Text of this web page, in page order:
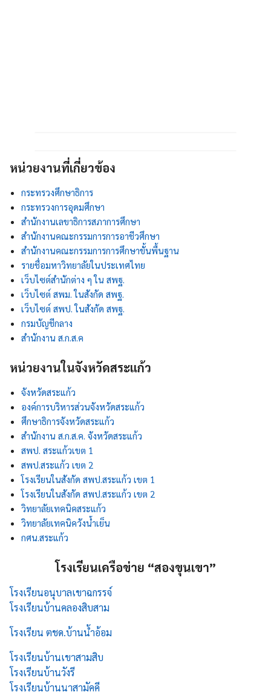
หน่วยงานที่เกี่ยวข้อง
กระทรวงศึกษาธิการ
กระทรวงการอุดมศึกษา
สำนักงานเลขาธิการสภาการศึกษา
สำนักงานคณะกรรมการการอาชีวศึกษา
สำนักงานคณะกรรมการการศึกษาขั้นพื้นฐาน
รายชื่อมหาวิทยาลัยในประเทศไทย
เว็บไซต์สำนักต่าง ๆ ใน สพฐ.
เว็บไซต์ สพม. ในสังกัด สพฐ.
เว็บไซต์ สพป. ในสังกัด สพฐ.
กรมบัญชีกลาง
สำนักงาน ส.ก.ส.ค
หน่วยงานในจังหวัดสระแก้ว
จังหวัดสระแก้ว
องค์การบริหารส่วนจังหวัดสระแก้ว
ศึกษาธิการจังหวัดสระแก้ว
สำนักงาน ส.ก.ส.ค. จังหวัดสระแก้ว
สพป. สระแก้วเขต 1
สพป.สระแก้ว เขต 2
โรงเรียนในสังกัด สพป.สระแก้ว เขต 1
โรงเรียนในสังกัด สพป.สระแก้ว เขต 2
วิทยาลัยเทคนิคสระแก้ว
วิทยาลัยเทคนิควังน้ำเย็น
กศน.สระแก้ว
โรงเรียนเครือข่าย “สองขุนเขา”
โรงเรียนอนุบาลเขาฉกรรจ์
โรงเรียนบ้านคลองสิบสาม
โรงเรียน ตชด.บ้านน้ำอ้อม
โรงเรียนบ้านเขาสามสิบ
โรงเรียนบ้านวังรี
โรงเรียนบ้านนาสามัคคี